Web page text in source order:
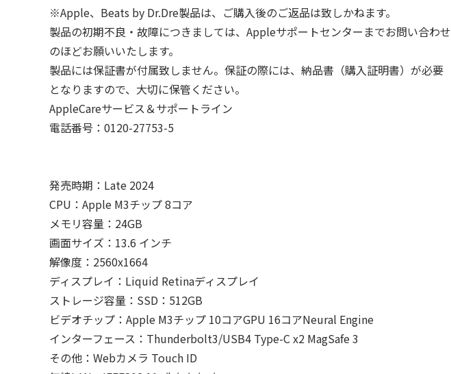
※Apple、Beats by Dr.Dre製品は、ご購入後のご返品は致しかねます。
製品の初期不良・故障につきましては、Appleサポートセンターまでお問い合わせ
のほどお願いいたします。
製品には保証書が付属致しません。保証の際には、納品書（購入証明書）が必要
となりますので、大切に保管ください。
AppleCareサービス＆サポートライン
電話番号：0120-27753-5
発売時期：Late 2024
CPU：Apple M3チップ 8コア
メモリ容量：24GB
画面サイズ：13.6 インチ
解像度：2560x1664
ディスプレイ：Liquid Retinaディスプレイ
ストレージ容量：SSD：512GB
ビデオチップ：Apple M3チップ 10コアGPU 16コアNeural Engine
インターフェース：Thunderbolt3/USB4 Type-C x2 MagSafe 3
その他：Webカメラ Touch ID